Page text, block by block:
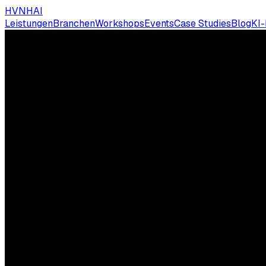
HVNHAI
LeistungenBranchenWorkshopsEventsCase StudiesBlog